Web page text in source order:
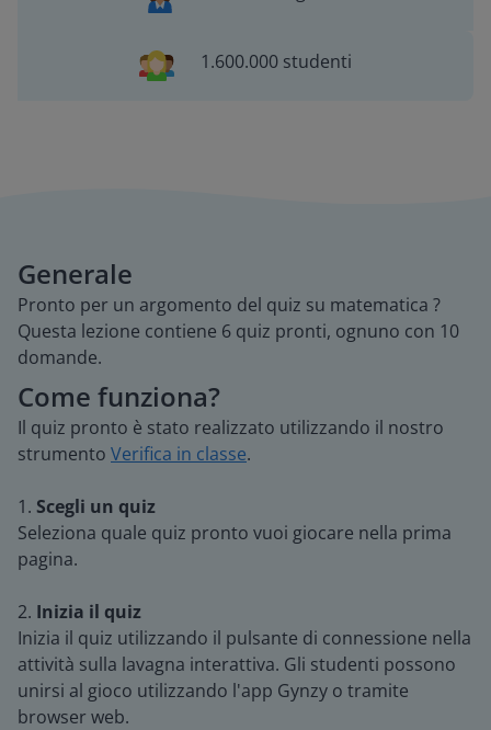
1.600.000 studenti
Generale
Pronto per un argomento del quiz su matematica ?
Questa lezione contiene 6 quiz pronti, ognuno con 10
domande.
Come funziona?
Il quiz pronto è stato realizzato utilizzando il nostro
strumento Verifica in classe.
1. Scegli un quiz
Seleziona quale quiz pronto vuoi giocare nella prima
pagina.
2. Inizia il quiz
Inizia il quiz utilizzando il pulsante di connessione nella
attività sulla lavagna interattiva. Gli studenti possono
unirsi al gioco utilizzando l'app Gynzy o tramite
browser web.